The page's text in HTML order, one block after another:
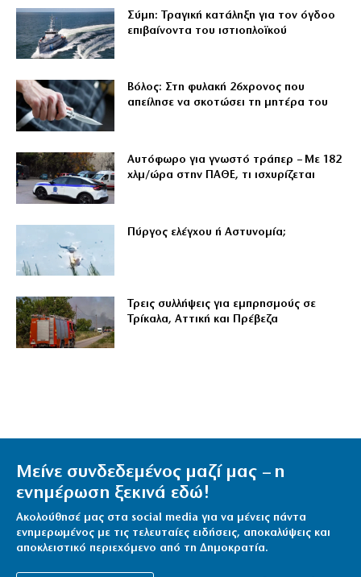
Σύμη: Τραγική κατάληξη για τον όγδοο
επιβαίνοντα του ιστιοπλοϊκού
Βόλος: Στη φυλακή 26χρονος που
απείλησε να σκοτώσει τη μητέρα του
Αυτόφωρο για γνωστό τράπερ – Με 182
χλμ/ώρα στην ΠΑΘΕ, τι ισχυρίζεται
Πύργος ελέγχου ή Αστυνομία;
Τρεις συλλήψεις για εμπρησμούς σε
Τρίκαλα, Αττική και Πρέβεζα
Μείνε συνδεδεμένος μαζί μας – η
ενημέρωση ξεκινά εδώ!
Ακολούθησέ μας στα social media για να μένεις πάντα
ενημερωμένος με τις τελευταίες ειδήσεις, αποκαλύψεις και
αποκλειστικό περιεχόμενο από τη Δημοκρατία.